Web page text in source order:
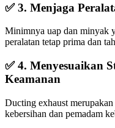
✅ 3. Menjaga
Minimnya uap dan minyak
peralatan tetap prima dan
✅ 4. Menyesuaikan
Keamanan
Ducting exhaust
kebersihan dan pemadam